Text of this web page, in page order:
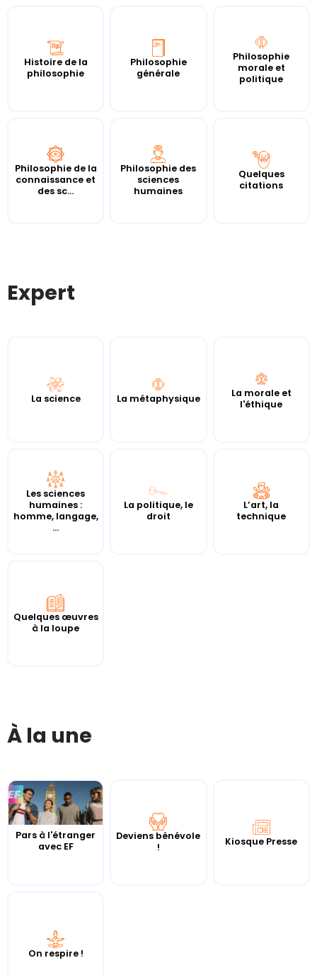
Histoire de la
philosophie
Philosophie
générale
Philosophie
morale et
politique
Philosophie de la
connaissance et
des sc...
Philosophie des
sciences
humaines
Quelques
citations
Expert
La science La métaphysique
La morale et
l'éthique
Les sciences
humaines :
homme, langage,
...
La politique, le
droit
L’art, la
technique
Quelques œuvres
à la loupe
À la une
Pars à l'étranger
avec EF
Deviens bénévole
!
Kiosque Presse
On respire !